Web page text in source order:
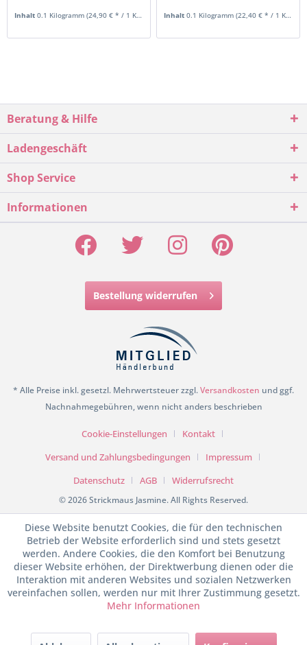
Inhalt0.1 Kilogramm(24,90 € * / 1 Kilogramm) Inhalt0.1 Kilogramm(22,40 € * / 1 Kilogramm)
Beratung & Hilfe
Ladengeschäft
Shop Service
Informationen
Bestellung widerrufen
* Alle Preise inkl. gesetzl. Mehrwertsteuer zzgl.Versandkosten und ggf.
Nachnahmegebühren, wenn nicht anders beschrieben
Cookie-Einstellungen
Kontakt
Versand und Zahlungsbedingungen
Impressum
Datenschutz
AGB Widerrufsrecht
© 2026 Strickmaus Jasmine. All Rights Reserved.
Diese Website benutzt Cookies, die für den technischen
Betrieb der Website erforderlich sind und stets gesetzt
werden. Andere Cookies, die den Komfort bei Benutzung
dieser Website erhöhen, der Direktwerbung dienen oder die
Interaktion mit anderen Websites und sozialen Netzwerken
vereinfachen sollen, werden nur mit Ihrer Zustimmung gesetzt.
Mehr Informationen
SEHR GUT (4.98 / 5)